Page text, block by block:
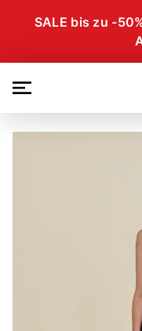
SALE bis zu -